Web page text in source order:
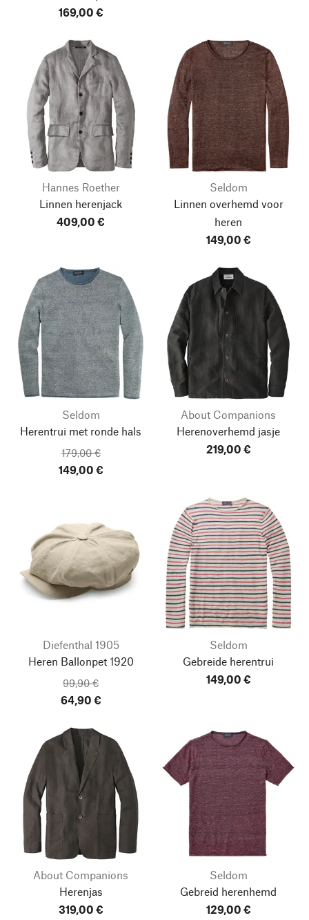
169,00 €
Hannes Roether
Linnen herenjack
409,00 €
Seldom
Linnen overhemd voor
heren
149,00 €
Seldom
Herentrui met ronde hals
179,00 €
149,00 €
About Companions
Herenoverhemd jasje
219,00 €
Diefenthal 1905
Heren Ballonpet 1920
99,90 €
64,90 €
Seldom
Gebreide herentrui
149,00 €
About Companions
Herenjas
319,00 €
Seldom
Gebreid herenhemd
129,00 €